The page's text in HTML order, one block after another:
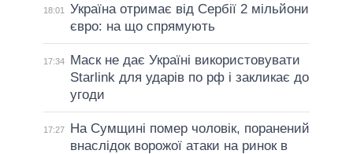
18:01
Україна отримає від Сербії 2 мільйони
євро: на що спрямують
17:34
Маск не дає Україні використовувати
Starlink для ударів по рф і закликає до
угоди
17:27
На Сумщині помер чоловік, поранений
внаслідок ворожої атаки на ринок в